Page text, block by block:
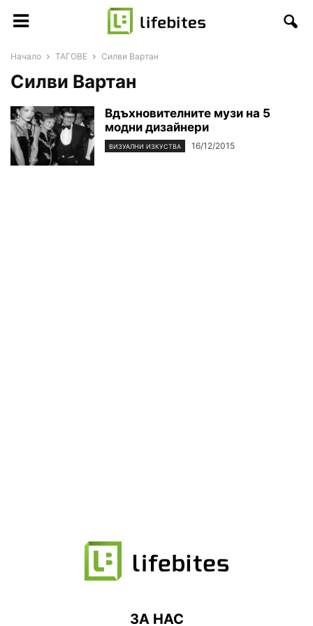
Начало ТАГОВЕ Силви Вартан
Силви Вартан
Вдъхновителните музи на 5
модни дизайнери
ВИЗУАЛНИ ИЗКУСТВА 16/12/2015
ЗА НАС